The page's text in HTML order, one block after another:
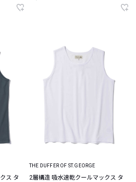
ス タ
THE DUFFER OF ST.GEORGE
2層構造 吸水速乾クールマックス タ